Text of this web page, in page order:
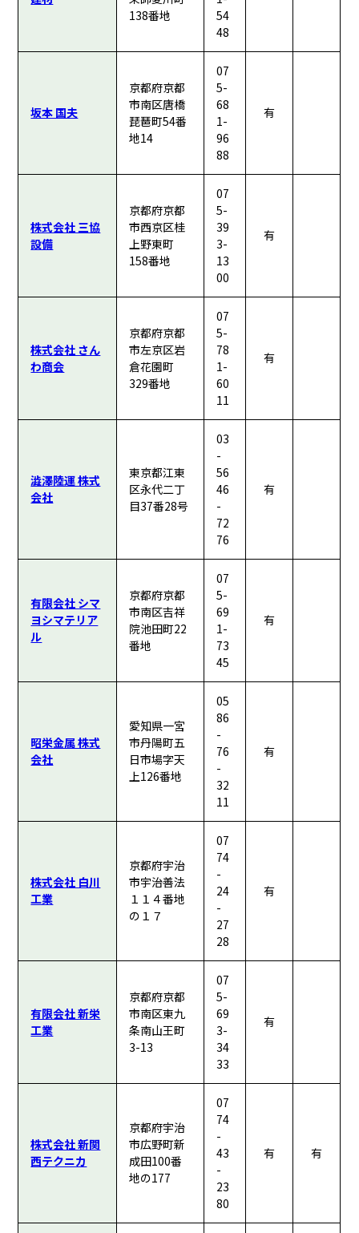
138番地
54
48
坂本 国夫
京都府京都
市南区唐橋
琵琶町54番
地14
07
5-
68
1-
96
88
有
株式会社 三協
設備
京都府京都
市西京区桂
上野東町
158番地
07
5-
39
3-
13
00
有
株式会社 さん
わ商会
京都府京都
市左京区岩
倉花園町
329番地
07
5-
78
1-
60
11
有
澁澤陸運 株式
会社
東京都江東
区永代二丁
目37番28号
03
-
56
46
-
72
76
有
有限会社 シマ
ヨシマテリア
ル
京都府京都
市南区吉祥
院池田町22
番地
07
5-
69
1-
73
45
有
昭栄金属 株式
会社
愛知県一宮
市丹陽町五
日市場字天
上126番地
05
86
-
76
-
32
11
有
株式会社 白川
工業
京都府宇治
市宇治善法
１１４番地
の１７
07
74
-
24
-
27
28
有
有限会社 新栄
工業
京都府京都
市南区東九
条南山王町
3-13
07
5-
69
3-
34
33
有
株式会社 新関
西テクニカ
京都府宇治
市広野町新
成田100番
地の177
07
74
-
43
-
23
80
有 有